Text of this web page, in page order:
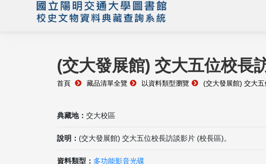
(交大發展館) 交大五位校長
首頁 藏品清單全覽 以資料類型瀏覽 (交大發展館) 交大
典藏地： 交大校區
說明： (交大發展館) 交大五位校長訪談影片 (校長區)。
資料類型： 多功能影音光碟